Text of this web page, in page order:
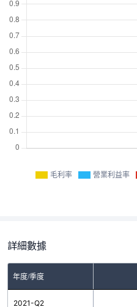
毛利率 營業利益率
詳細數據
年度/季度
2021-Q2